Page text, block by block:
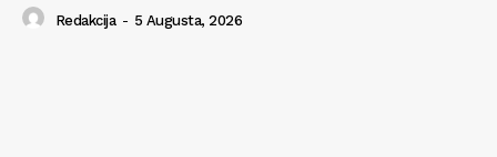
Redakcija - 5 Augusta, 2026